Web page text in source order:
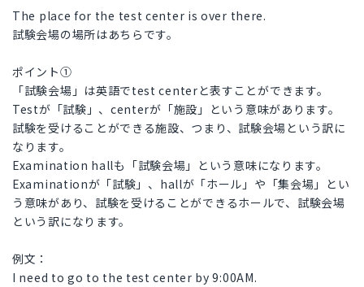
The place for the test center is over there.
試験会場の場所はあちらです。
ポイント①
「試験会場」は英語でtest centerと表すことができます。
Testが「試験」、centerが「施設」という意味があります。
試験を受けることができる施設、つまり、試験会場という訳に
なります。
Examination hallも「試験会場」という意味になります。
Examinationが「試験」、hallが「ホール」や「集会場」とい
う意味があり、試験を受けることができるホールで、試験会場
という訳になります。
例文：
I need to go to the test center by 9:00AM.